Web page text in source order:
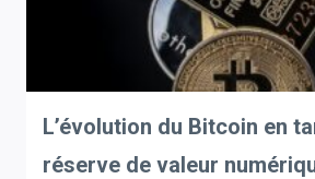
L’évolution du Bitcoin en
réserve de valeur